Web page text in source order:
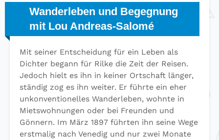
Wanderleben und Begegnung
mit Lou Andreas-Salomé
Mit seiner Entscheidung für ein Leben als
Dichter begann für Rilke die Zeit der Reisen.
Jedoch hielt es ihn in keiner Ortschaft länger,
ständig zog es ihn weiter. Er führte ein eher
unkonventionelles Wanderleben, wohnte in
Mietswohnungen oder bei Freunden und
Gönnern. Im März 1897 führten ihn seine Wege
erstmalig nach Venedig und nur zwei Monate